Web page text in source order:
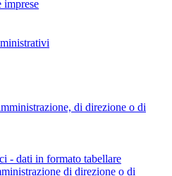
di direzione o di
- dati in formato tabellare
di direzione o di